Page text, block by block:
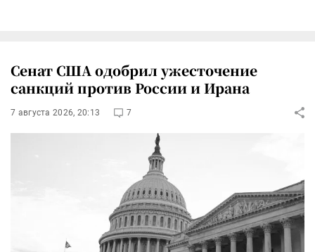
Сенат США одобрил ужесточение
санкций против России и Ирана
7 августа 2026, 20:13 7